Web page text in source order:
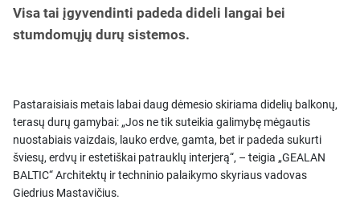
Visa tai įgyvendinti padeda dideli langai bei
stumdomųjų durų sistemos.
Pastaraisiais metais labai daug dėmesio skiriama didelių balkonų,
terasų durų gamybai: „Jos ne tik suteikia galimybę mėgautis
nuostabiais vaizdais, lauko erdve, gamta, bet ir padeda sukurti
šviesų, erdvų ir estetiškai patrauklų interjerą“, – teigia „GEALAN
BALTIC“ Architektų ir techninio palaikymo skyriaus vadovas
Giedrius Mastavičius.